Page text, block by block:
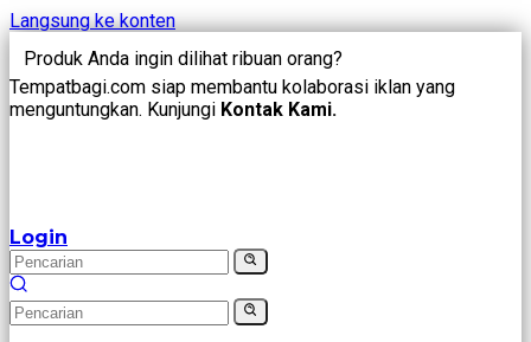
Langsung ke konten
Produk Anda ingin dilihat ribuan orang?
Tempatbagi.com siap membantu kolaborasi iklan yang
menguntungkan. Kunjungi Kontak Kami.
Login